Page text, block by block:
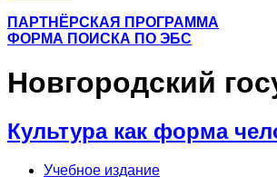
ПАРТНЁРСКАЯ ПРОГРАММА
ФОРМА ПОИСКА ПО ЭБС
Новгородский
Культура как форма
Учебное издание